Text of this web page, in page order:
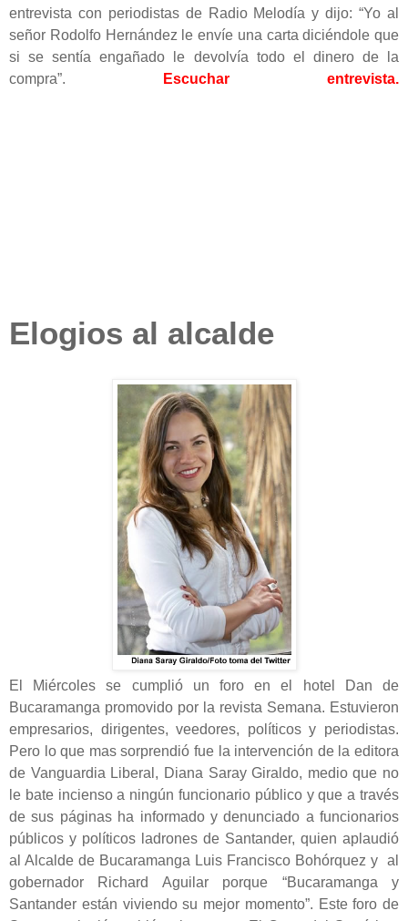
entrevista con periodistas de Radio Melodía y dijo: “Yo al
señor Rodolfo Hernández le envíe una carta diciéndole que
si se sentía engañado le devolvía todo el dinero de la
compra”.
Escuchar entrevista.
Elogios al alcalde
El Miércoles se cumplió un foro en el hotel Dan de
Bucaramanga promovido por la revista Semana. Estuvieron
empresarios, dirigentes, veedores, políticos y periodistas.
Pero lo que mas sorprendió fue la intervención de la editora
de Vanguardia Liberal, Diana Saray Giraldo, medio que no
le bate incienso a ningún funcionario público y que a través
de sus páginas ha informado y denunciado a funcionarios
públicos y políticos ladrones de Santander, quien aplaudió
al Alcalde de Bucaramanga Luis Francisco Bohórquez y al
gobernador Richard Aguilar porque “Bucaramanga y
Santander están viviendo su mejor momento”. Este foro de